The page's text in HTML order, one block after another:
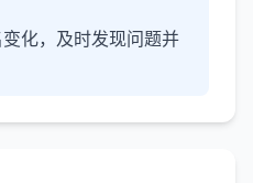
化，及时发现问题并